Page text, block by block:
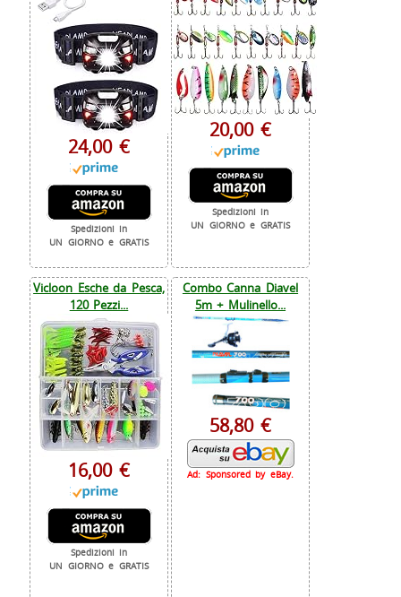
24,00 €
Spedizioni in
UN GIORNO e GRATIS
20,00 €
Spedizioni in
UN GIORNO e GRATIS
Vicloon Esche da Pesca,
120 Pezzi...
16,00 €
Spedizioni in
UN GIORNO e GRATIS
Combo Canna Diavel
5m + Mulinello...
58,80 €
Ad: Sponsored by eBay.